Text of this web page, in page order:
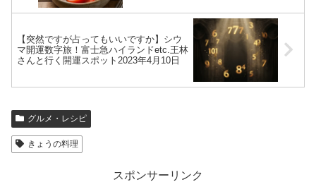
【突然ですが占ってもいいですか】シウ
マ開運数字旅！富士急ハイランドetc.王林
さんと行く開運スポット2023年4月10日
グルメ・レシピ
きょうの料理
スポンサーリンク